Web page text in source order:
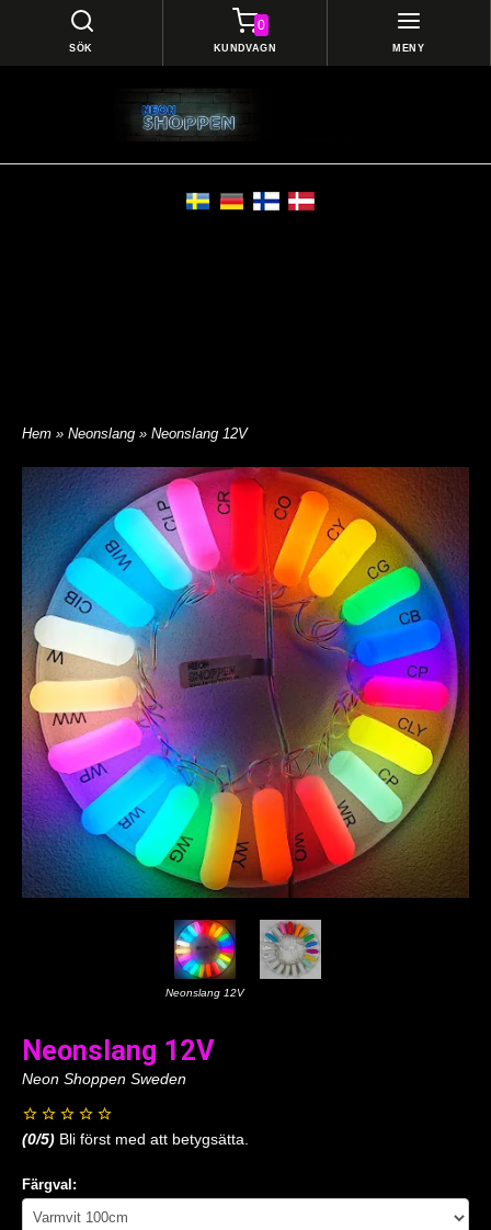
SÖK
0
KUNDVAGN MENY
Hem » Neonslang » Neonslang 12V
Neonslang 12V
Neonslang 12V
Neon Shoppen Sweden
(0/5) Bli först med att betygsätta.
Färgval: